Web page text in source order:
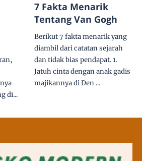
di...
7 Fakta Menarik
Tentang Van Gogh
Berikut 7 fakta menarik yang
diambil dari catatan sejarah
dan tidak bias pendapat. 1.
Jatuh cinta dengan anak gadis
majikannya di Den ...